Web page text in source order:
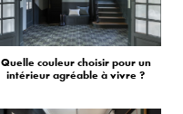
Quelle couleur choisir pour un
intérieur agréable à vivre ?